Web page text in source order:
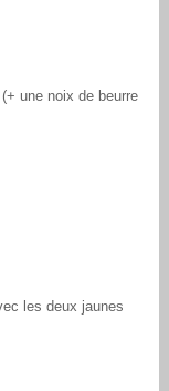
une noix de beurre
les deux jaunes